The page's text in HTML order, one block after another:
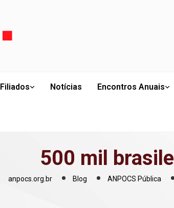
Filiados Notícias Encontros Anuais
500 mil
anpocs.org.br Blog ANPOCS Pública